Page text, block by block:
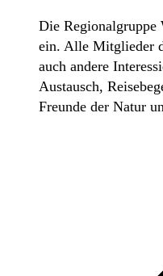
Die Regionalgruppe
ein. Alle Mitglieder
auch andere
Austausch,
Freunde der Natur